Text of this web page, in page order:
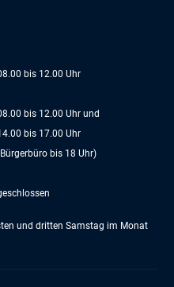
bis 12.00 Uhr
bis 12.00 Uhr und
bis 17.00 Uhr
bis 18 Uhr)
und dritten Samstag im Monat